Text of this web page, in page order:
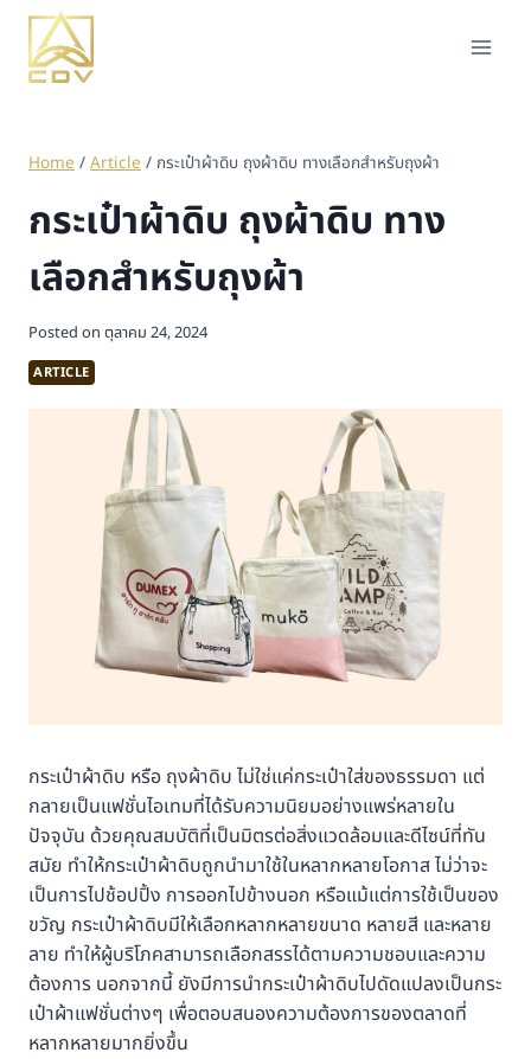
Home / Article / กระเป๋าผ้าดิบ ถุงผ้าดิบ ทางเลือกสำหรับถุงผ้า
กระเป๋าผ้าดิบ ถุงผ้าดิบ ทาง
เลือกสำหรับถุงผ้า
Posted on ตุลาคม 24, 2024
ARTICLE
กระเป๋าผ้าดิบ หรือ ถุงผ้าดิบ ไม่ใช่แค่กระเป๋าใส่ของธรรมดา แต่
กลายเป็นแฟชั่นไอเทมที่ได้รับความนิยมอย่างแพร่หลายใน
ปัจจุบัน ด้วยคุณสมบัติที่เป็นมิตรต่อสิ่งแวดล้อมและดีไซน์ที่ทัน
สมัย ทำให้กระเป๋าผ้าดิบถูกนำมาใช้ในหลากหลายโอกาส ไม่ว่าจะ
เป็นการไปช้อปปิ้ง การออกไปข้างนอก หรือแม้แต่การใช้เป็นของ
ขวัญ กระเป๋าผ้าดิบมีให้เลือกหลากหลายขนาด หลายสี และหลาย
ลาย ทำให้ผู้บริโภคสามารถเลือกสรรได้ตามความชอบและความ
ต้องการ นอกจากนี้ ยังมีการนำกระเป๋าผ้าดิบไปดัดแปลงเป็นกระ
เป๋าผ้าแฟชั่นต่างๆ เพื่อตอบสนองความต้องการของตลาดที่
หลากหลายมากยิ่งขึ้น